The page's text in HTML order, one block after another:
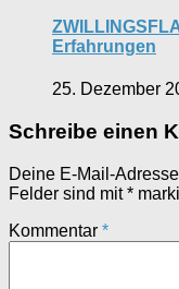
Erfahrungen
25. Dezember
Schreibe einen
Deine E-Mail-
Felder sind mit*
Kommentar *